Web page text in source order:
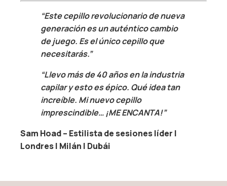
“Este cepillo revolucionario de nueva
generación es un auténtico cambio
de juego. Es el único cepillo que
necesitarás.”
“Llevo más de 40 años en la industria
capilar y esto es épico. Qué idea tan
increíble. Mi nuevo cepillo
imprescindible… ¡ME ENCANTA!”
Sam Hoad – Estilista de sesiones líder |
Londres | Milán | Dubái